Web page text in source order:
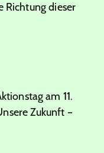
Richtung dieser
am 11.
Zukunft –